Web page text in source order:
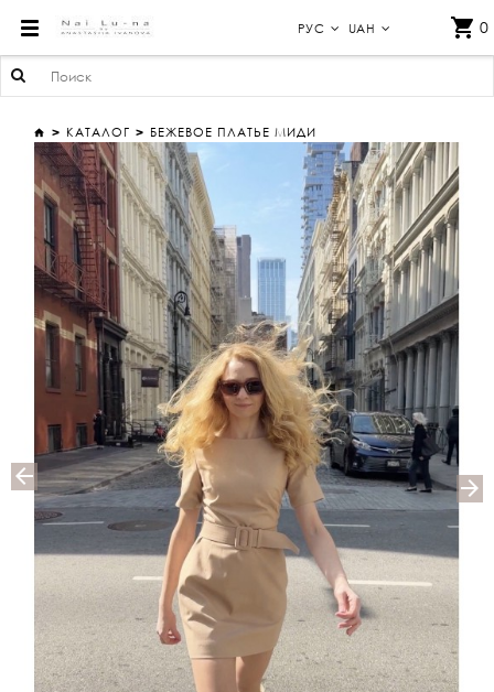
РУС UAH 0
КАТАЛОГ БЕЖЕВОЕ ПЛАТЬЕ МИДИ
БЕЖЕВОЕ ПЛАТЬЕ МИДИ